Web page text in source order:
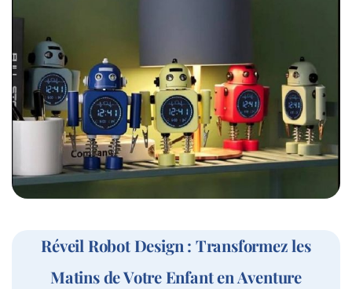
Réveil Robot Design : Transformez les
Matins de Votre Enfant en Aventure